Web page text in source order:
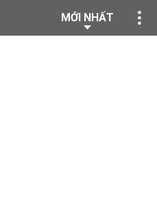
MỚI NHẤT